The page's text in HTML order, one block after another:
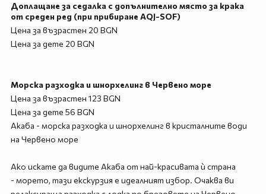
Доплащане за седалка с допълнително място за крака
от среден ред (при прибиране AQJ-SOF)
Цена за възрастен 20 BGN
Цена за дете 20 BGN
Морска разходка и шнорхелинг в Червено море
Цена за възрастен 123 BGN
Цена за дете 56 BGN
Акаба - морска разходка и шнорхелинг в кристалните води
на Червено море
Ако искате да видите Акаба от най-красивата ѝ страна
- морето, тази екскурзия е идеалният избор. Очаква ви